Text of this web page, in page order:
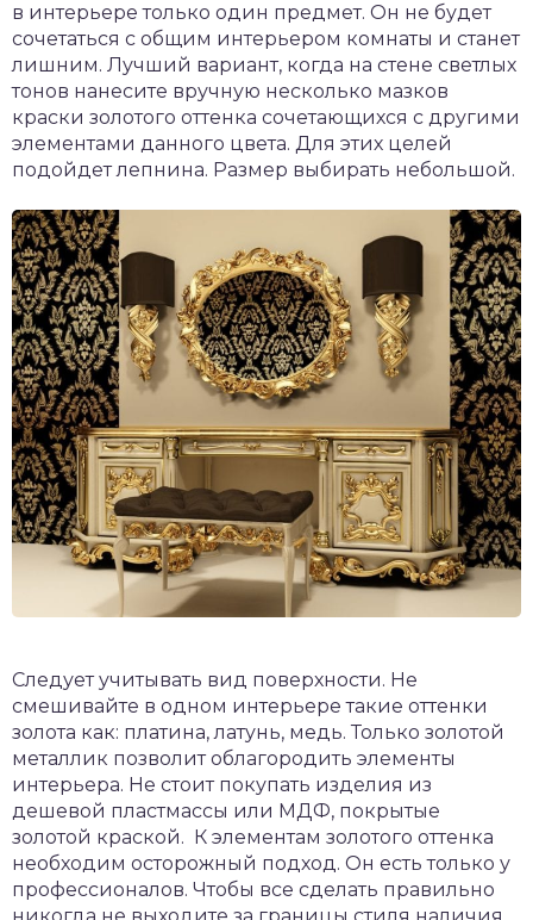
в интерьере только один предмет. Он не будет
сочетаться с общим интерьером комнаты и станет
лишним. Лучший вариант, когда на стене светлых
тонов нанесите вручную несколько мазков
краски золотого оттенка сочетающихся с другими
элементами данного цвета. Для этих целей
подойдет лепнина. Размер выбирать небольшой.
Следует учитывать вид поверхности. Не
смешивайте в одном интерьере такие оттенки
золота как: платина, латунь, медь. Только золотой
металлик позволит облагородить элементы
интерьера. Не стоит покупать изделия из
дешевой пластмассы или МДФ, покрытые
золотой краской. К элементам золотого оттенка
необходим осторожный подход. Он есть только у
профессионалов. Чтобы все сделать правильно